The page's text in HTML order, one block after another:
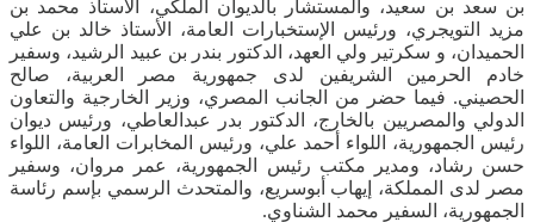
بن سعد بن سعيد، والمستشار بالديوان الملكي، الأستاذ محمد بن
مزيد التويجري، ورئيس الإستخبارات العامة، الأستاذ خالد بن علي
الحميدان، و سكرتير ولي العهد، الدكتور بندر بن عبيد الرشيد، وسفير
خادم الحرمين الشريفين لدى جمهورية مصر العربية، صالح
الحصيني. فيما حضر من الجانب المصري، وزير الخارجية والتعاون
الدولي والمصريين بالخارج، الدكتور بدر عبدالعاطي، ورئيس ديوان
رئيس الجمهورية، اللواء أحمد علي، ورئيس المخابرات العامة، اللواء
حسن رشاد، ومدير مكتب رئيس الجمهورية، عمر مروان، وسفير
مصر لدى المملكة، إيهاب أبوسريع، والمتحدث الرسمي بإسم رئاسة
الجمهورية، السفير محمد الشناوي.